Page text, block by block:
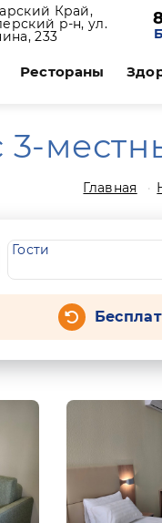
Край,
р-н, ул.
233
Рестораны
Главная
Гости